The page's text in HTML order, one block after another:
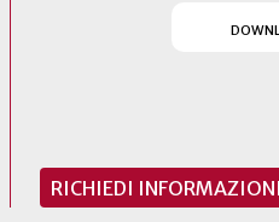
RICHIEDI INFORMAZIONI